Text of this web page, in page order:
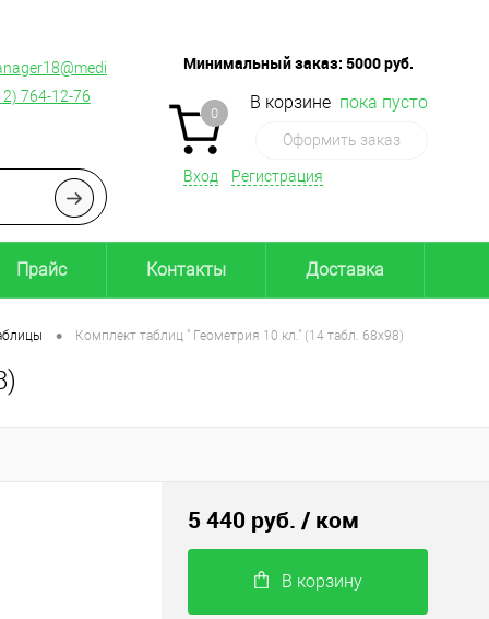
764-12-76
Минимальный заказ: 5000руб.
0
В корзине пока пусто
Оформить заказ
Вход Регистрация
Прайс Контакты Доставка
• Комплект таблиц " Геометрия 10 кл." (14 табл. 68х98)
5 440 руб. / ком
В корзину